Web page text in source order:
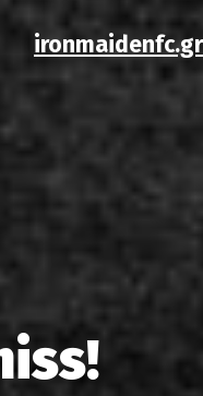
ironmaidenfc.gr